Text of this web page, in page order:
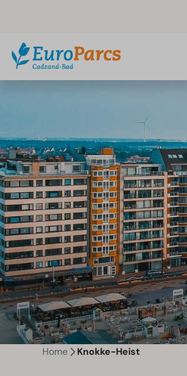
Home Knokke-Heist